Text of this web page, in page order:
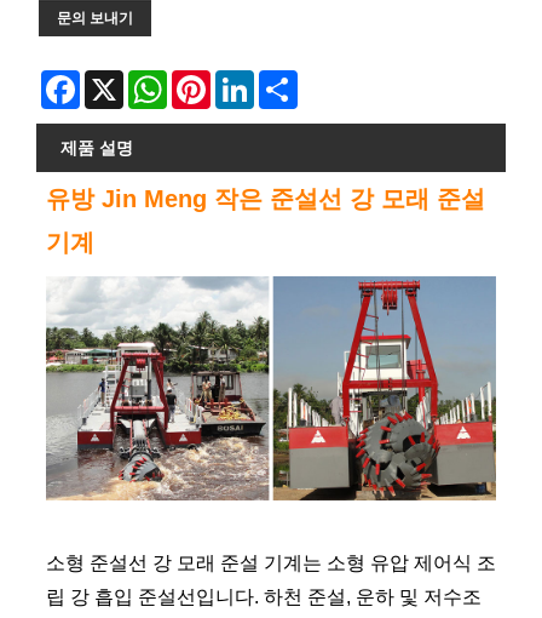
문의 보내기
Facebook
X WhatsAppPinterestLinkedIn
제품 설명
유방 Jin Meng 작은 준설선 강 모래 준설
기계
소형 준설선 강 모래 준설 기계는 소형 유압 제어식 조
립 강 흡입 준설선입니다. 하천 준설, 운하 및 저수조